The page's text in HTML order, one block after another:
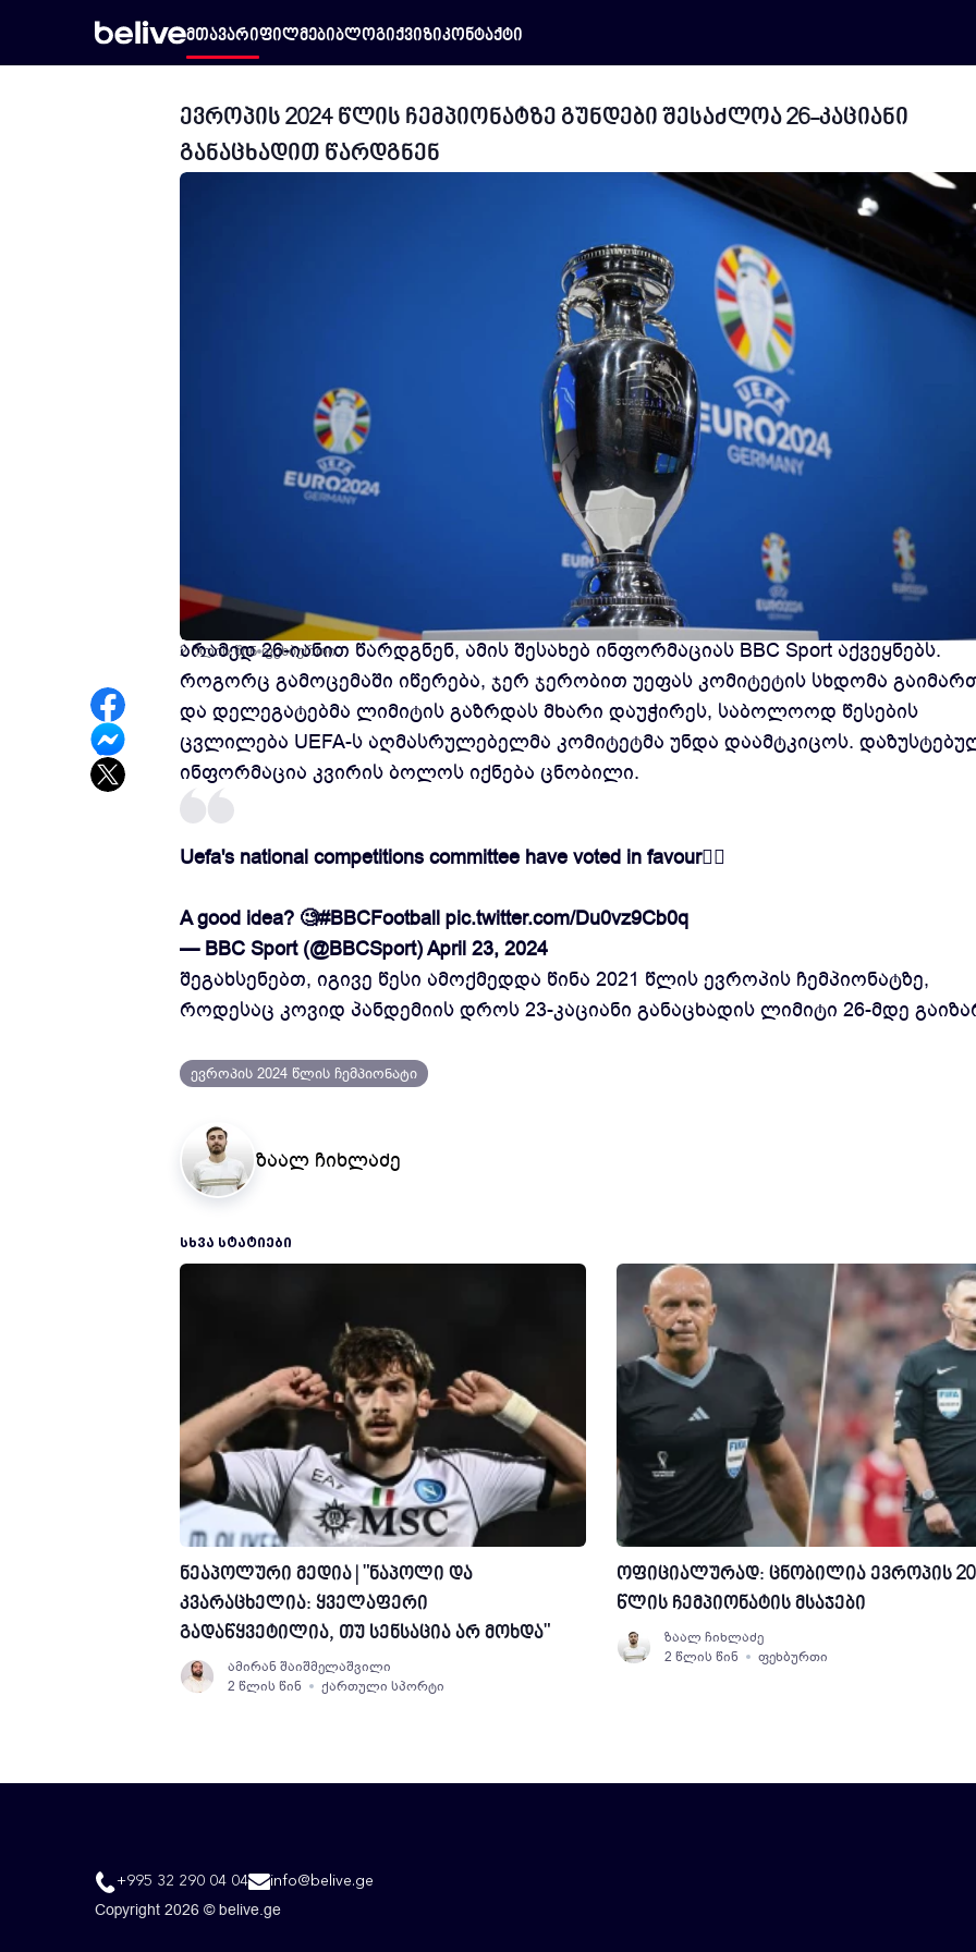
მთავარიფილმებიბლოგიქვიზიკონტაქტი
ევროპის 2024 წლის ჩემპიონატზე გუნდები შესაძლოა 26-კაციანი
განაცხადით წარდგნენ
2 წლის წინ ფეხბურთი
ევროპის 2024 წლის ჩემპიონატზე გუნდები შესაძლოა არა 23-კაციანი
არამედ 26-იანით წარდგნენ, ამის შესახებ ინფორმაციას BBC Sport აქვეყნებს.
როგორც გამოცემაში იწერება, ჯერ ჯერობით უეფას კომიტეტის სხდომა
და დელეგატებმა ლიმიტის გაზრდას მხარი დაუჭირეს, საბოლოოდ წესების
ცვლილება UEFA-ს აღმასრულებელმა კომიტეტმა უნდა დაამტკიცოს.
ინფორმაცია კვირის ბოლოს იქნება ცნობილი.
Uefa's national competitions committee have voted in favour🧑‍⚖️
A good idea? 🧐#BBCFootball pic.twitter.com/Du0vz9Cb0q
— BBC Sport (@BBCSport)April 23, 2024
შეგახსენებთ, იგივე წესი ამოქმედდა წინა 2021 წლის ევროპის ჩემპიონატზე,
როდესაც კოვიდ პანდემიის დროს 23-კაციანი განაცხადის ლიმიტი 26-მდე
ევროპის 2024 წლის ჩემპიონატი
ზაალ ჩიხლაძე
ᲡᲮᲕᲐ ᲡᲢᲐᲢᲘᲔᲑᲘ
ნეაპოლური მედია | "ნაპოლი და
კვარაცხელია: ყველაფერი
გადაწყვეტილია, თუ სენსაცია არ მოხდა"
ამირან შაიშმელაშვილი
2 წლის წინ
ქართული სპორტი
ოფიციალურად: ცნობილია ევროპის
წლის ჩემპიონატის მსაჯები
ზაალ ჩიხლაძე
2 წლის წინ
ფეხბურთი
+995 32 290 04 04 info@belive.ge
Copyright 2026 © belive.ge